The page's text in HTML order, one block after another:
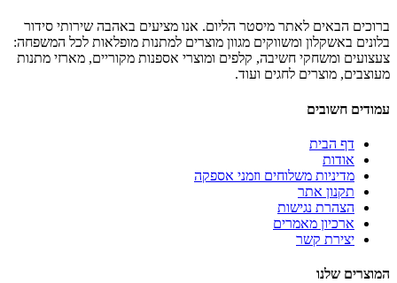
ברוכים הבאים לאתר מיסטר הליום. אנו מציעים באהבה שירותי סידור
בלונים באשקלון ומשווקים מגוון מוצרים למתנות מופלאות לכל המשפחה:
צעצועים ומשחקי חשיבה, קלפים ומוצרי אספנות מקוריים, מארזי מתנות
מעוצבים, מוצרים לחגים ועוד.
עמודים חשובים
דף הבית
אודות
מדיניות משלוחים וזמני אספקה
תקנון אתר
הצהרת נגישות
ארכיון מאמרים
יצירת קשר
המוצרים שלנו